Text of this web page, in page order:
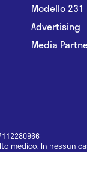
Modello 231
Advertising
Media
medico. In nessun
le informazioni